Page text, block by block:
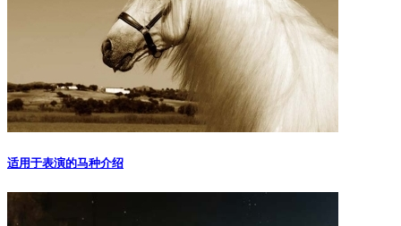
适用于表演的马种介绍